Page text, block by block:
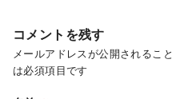
コメントを残す
メールアドレスが公開されるこ
は必須項目です